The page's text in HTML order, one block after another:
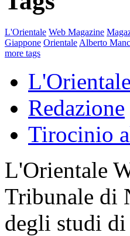
L'Orientale Web Magazine
Giappone Orientale Alberto
more tags
L'Orientale
Redazione
Tirocinio
L'Orientale
Tribunale di
degli studi